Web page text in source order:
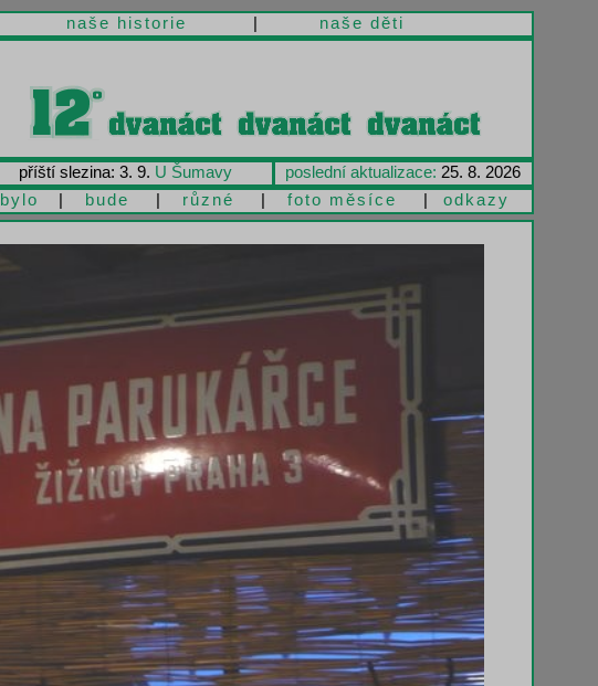
naše historie | naše děti
příští slezina: 3. 9. U Šumavy poslední aktualizace: 25. 8. 2026
bylo
| bude | různé |foto měsíce |odkazy